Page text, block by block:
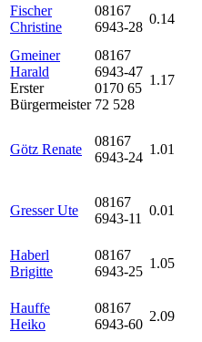
Fischer
Christine
08167
6943-28
0.14
Gmeiner
Harald
Erster
Bürgermeister
08167
6943-47
0170 65
72 528
1.17
Götz Renate
08167
6943-24
1.01
Gresser Ute
08167
6943-11
0.01
Haberl
Brigitte
08167
6943-25
1.05
Hauffe
Heiko
08167
6943-60
2.09